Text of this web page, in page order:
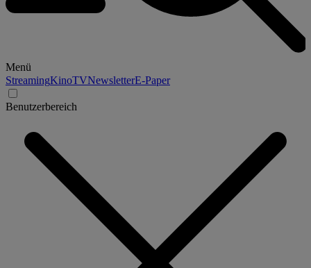
Menü
StreamingKinoTVNewsletterE-Paper
Benutzerbereich